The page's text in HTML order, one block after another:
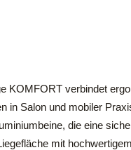
KOMFORT verbindet
in Salon und mobiler
die eine
mit